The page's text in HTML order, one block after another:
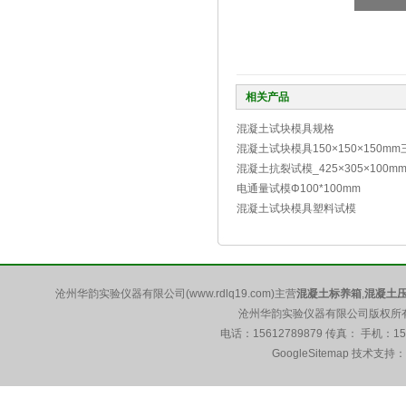
相关产品
混凝土试块模具规格
混凝土试块模具150×150×150mm
混凝土抗裂试模_425×305×100mm
电通量试模Φ100*100mm
混凝土试块模具塑料试模
沧州华韵实验仪器有限公司(www.rdlq19.com)主营混凝土标养箱,混凝土
沧州华韵实验仪器有限公司版权
电话：15612789879 传真： 手机：
GoogleSitemap 技术支持